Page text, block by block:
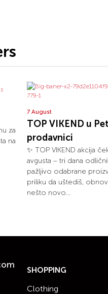
za
na
7 August
TOP VIKEND u
prodavnici
✨ TOP VIKEND akcija
avgusta – tri dana
pažljivo odabrane
priliku da uštediš,
nešto novo...
SHOPPING
Clothing